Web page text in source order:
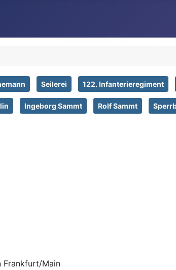
Seilerei 122. Infanterieregiment
Ingeborg Sammt Rolf Sammt
Frankfurt/Main